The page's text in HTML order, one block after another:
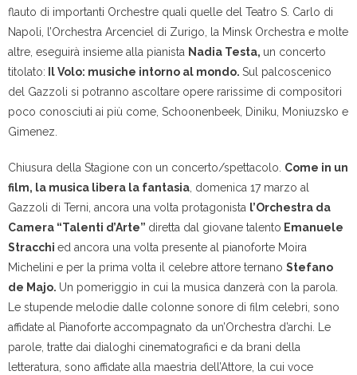
flauto di importanti Orchestre quali quelle del Teatro S. Carlo di
Napoli, l’Orchestra Arcenciel di Zurigo, la Minsk Orchestra e molte
altre, eseguirà insieme alla pianista Nadia Testa, un concerto
titolato: Il Volo: musiche intorno al mondo. Sul palcoscenico
del Gazzoli si potranno ascoltare opere rarissime di compositori
poco conosciuti ai più come, Schoonenbeek, Diniku, Moniuzsko e
Gimenez.
Chiusura della Stagione con un concerto/spettacolo. Come in un
film, la musica libera la fantasia , domenica 17 marzo al
Gazzoli di Terni, ancora una volta protagonista l’Orchestra da
Camera “Talenti d’Arte” diretta dal giovane talento Emanuele
Stracchi ed ancora una volta presente al pianoforte Moira
Michelini e per la prima volta il celebre attore ternano Stefano
de Majo. Un pomeriggio in cui la musica danzerà con la parola.
Le stupende melodie dalle colonne sonore di film celebri, sono
affidate al Pianoforte accompagnato da un’Orchestra d’archi. Le
parole, tratte dai dialoghi cinematografici e da brani della
letteratura, sono affidate alla maestria dell’Attore, la cui voce